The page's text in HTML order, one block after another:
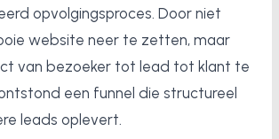
opvolgingsproces. Door niet
website neer te zetten, maar
van bezoeker tot lead tot klant te
een funnel die structureel
leads oplevert.